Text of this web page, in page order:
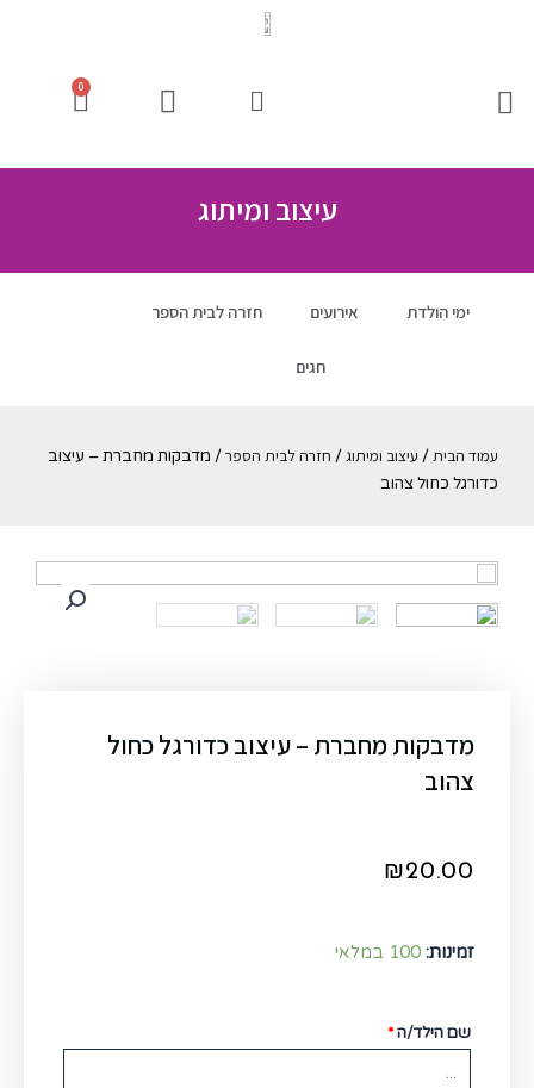
0
עיצוב ומיתוג
ימי הולדת אירועים חזרה לבית הספר
חגים
עמוד הבית/ עיצוב ומיתוג/ חזרה לבית הספר/ מדבקות מחברת – עיצוב
כדורגל כחול צהוב
מדבקות מחברת – עיצוב כדורגל כחול
צהוב
₪20.00
זמינות: 100 במלאי
שם הילד/ה*